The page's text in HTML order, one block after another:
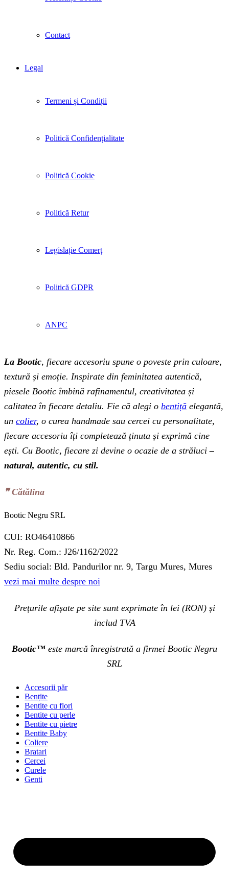
Contact
Legal
Termeni și Condiții
Politică Confidențialitate
Politică Cookie
Politică Retur
Legislație Comerț
Politică GDPR
ANPC
La Bootic, fiecare accesoriu spune o poveste prin culoare,
textură și emoție. Inspirate din feminitatea autentică,
piesele Bootic îmbină rafinamentul, creativitatea și
calitatea în fiecare detaliu. Fie că alegi o bentiță elegantă,
un colier, o curea handmade sau cercei cu personalitate,
fiecare accesoriu îți completează ținuta și exprimă cine
ești. Cu Bootic, fiecare zi devine o ocazie de a străluci –
natural, autentic, cu stil.
❞‬ Cătălina
Bootic Negru SRL
CUI: RO46410866
Nr. Reg. Com.: J26/1162/2022
Sediu social: Bld. Pandurilor nr. 9, Targu Mures, Mures
vezi mai multe despre noi
Prețurile afișate pe site sunt exprimate în lei (RON) și
includ TVA
Bootic™ este marcă înregistrată a firmei Bootic Negru
SRL
Accesorii păr
Bențite
Bentite cu flori
Bentite cu perle
Bentite cu pietre
Bentite Baby
Coliere
Bratari
Cercei
Curele
Genti